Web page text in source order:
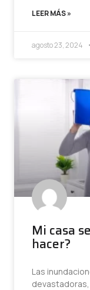
LEER MÁS »
agosto 23, 2024
Mi casa
hacer?
Las